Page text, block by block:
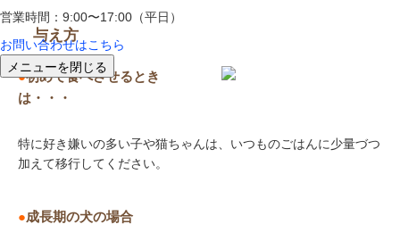
営業時間：9:00〜17:00（平日）
お問い合わせはこちら
メニューを閉じる
与え方
●初めて食べさせるとき
は・・・
特に好き嫌いの多い子や猫ちゃんは、いつものごはんに少量づつ
加えて移行してください。
●成長期の犬の場合